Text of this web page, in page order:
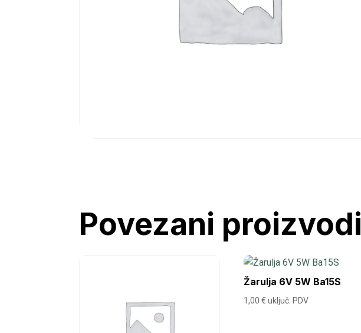
Povezani proizvodi
Žarulja 6V 5W Ba15S
1,00€ uključ. PDV